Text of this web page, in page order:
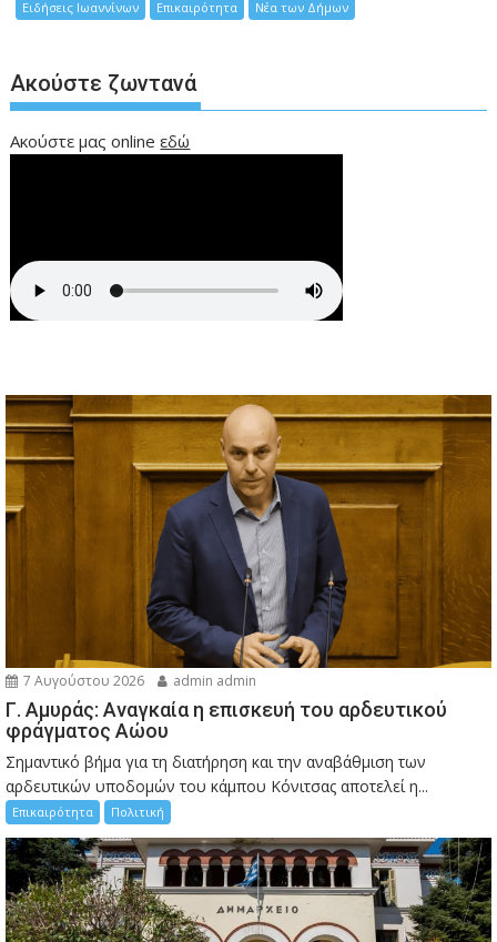
Ειδήσεις Ιωαννίνων Επικαιρότητα Νέα των Δήμων
Ακούστε ζωντανά
Ακούστε μας onlineεδώ
7 Αυγούστου 2026 admin admin
Γ. Αμυράς: Αναγκαία η επισκευή του αρδευτικού
φράγματος Αώου
Σημαντικό βήμα για τη διατήρηση και την αναβάθμιση των
αρδευτικών υποδομών του κάμπου Κόνιτσας αποτελεί η...
Επικαιρότητα Πολιτική